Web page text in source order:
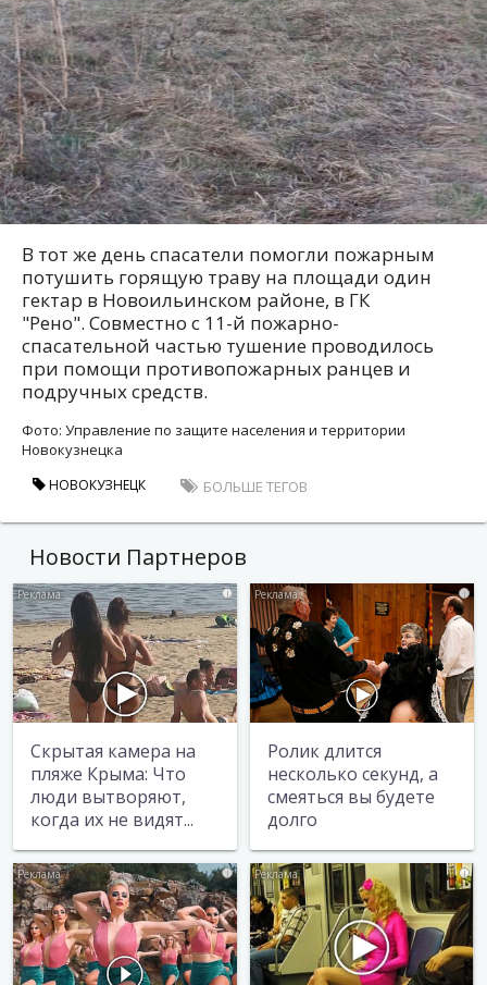
В тот же день спасатели помогли пожарным
потушить горящую траву на площади один
гектар в Новоильинском районе, в ГК
"Рено". Совместно с 11-й пожарно-
спасательной частью тушение проводилось
при помощи противопожарных ранцев и
подручных средств.
Фото: Управление по защите населения и территории
Новокузнецка
НОВОКУЗНЕЦК БОЛЬШЕ ТЕГОВ
Новости Партнеров
i
Скрытая камера на
пляже Крыма: Что
люди вытворяют,
когда их не видят...
i
Ролик длится
несколько секунд, а
смеяться вы будете
долго
i i